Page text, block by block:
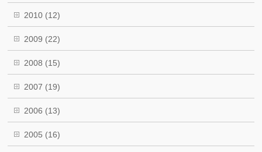
2010 (12)
2009 (22)
2008 (15)
2007 (19)
2006 (13)
2005 (16)